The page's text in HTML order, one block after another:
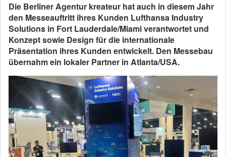
Die Berliner Agentur kreateur hat auch in diesem Jahr
den Messeauftritt ihres Kunden Lufthansa Industry
Solutions in Fort Lauderdale/Miami verantwortet und
Konzept sowie Design für die internationale
Präsentation ihres Kunden entwickelt. Den Messebau
übernahm ein lokaler Partner in Atlanta/USA.